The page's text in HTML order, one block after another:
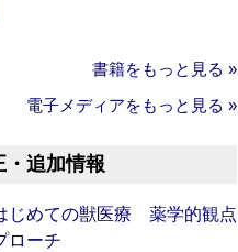
書籍をもっと見る »
電子メディアをもっと見る »
・追加情報
じめての獣医療 薬学的観点
ローチ